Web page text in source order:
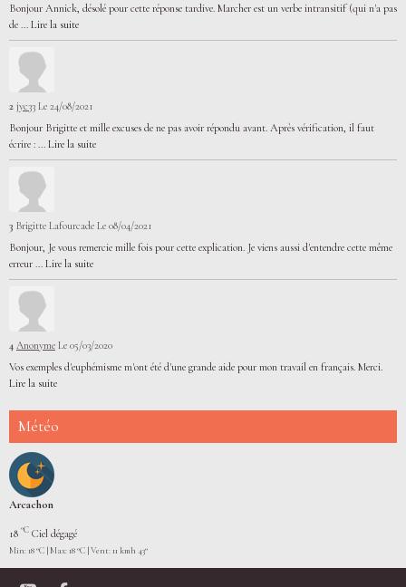
Bonjour Annick, désolé pour cette réponse tardive. Marcher est un verbe intransitif (qui n'a pas
de ... Lire la suite
2 jyc33 Le 24/08/2021
Bonjour Brigitte et mille excuses de ne pas avoir répondu avant. Après vérification, il faut
écrire : ... Lire la suite
3 Brigitte Lafourcade Le 08/04/2021
Bonjour, Je vous remercie mille fois pour cette explication. Je viens aussi d'entendre cette même
erreur ... Lire la suite
4 Anonyme Le 05/03/2020
Vos exemples d'euphémisme m'ont été d'une grande aide pour mon travail en français. Merci.
Lire la suite
Météo
Arcachon
18 °C Ciel dégagé
Min: 18 °C | Max: 18 °C | Vent: 11 kmh 43°